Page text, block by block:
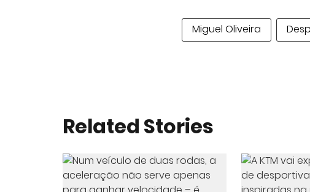
Miguel Oliveira
Related Stories